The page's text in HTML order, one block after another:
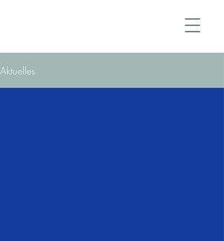
Aktuelles